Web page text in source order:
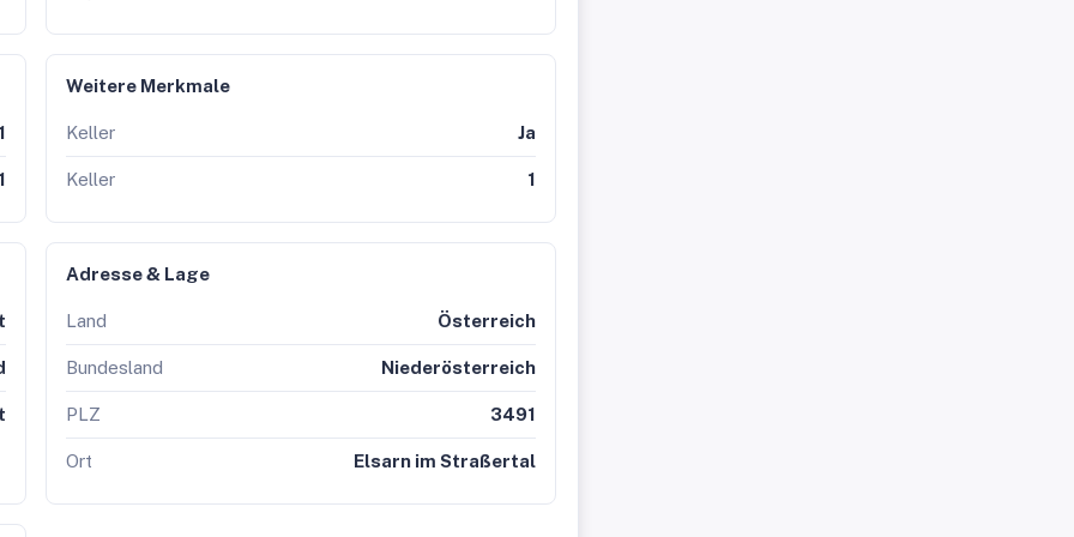
mit den QualitätssiegelnIMMO CHAMPION 2023, TOP IMMO
EXPERTE 2026!(*von Kurier und dem IMWF - Institut für
- - -
bewerten - - -
1
1
Weitere Merkmale
Keller Ja
Keller 1
Adresse & Lage
Land Österreich
Bundesland Niederösterreich
PLZ 3491
Ort Elsarn im Straßertal